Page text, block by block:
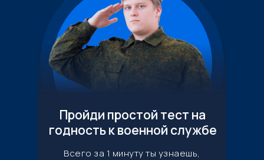
Пройди простой тест на
годность к военной службе
Всего за 1 минуту ты узнаешь,